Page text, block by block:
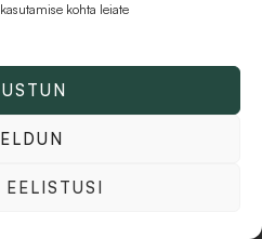
kohta leiate